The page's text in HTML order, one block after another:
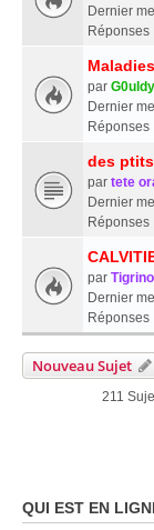
Dernier
Réponses
par G0uldy
Dernier
Réponses
des
par tete
Dernier
Réponses
par Tigrino
Dernier
Réponses
Nouveau Sujet
211
QUI EST EN